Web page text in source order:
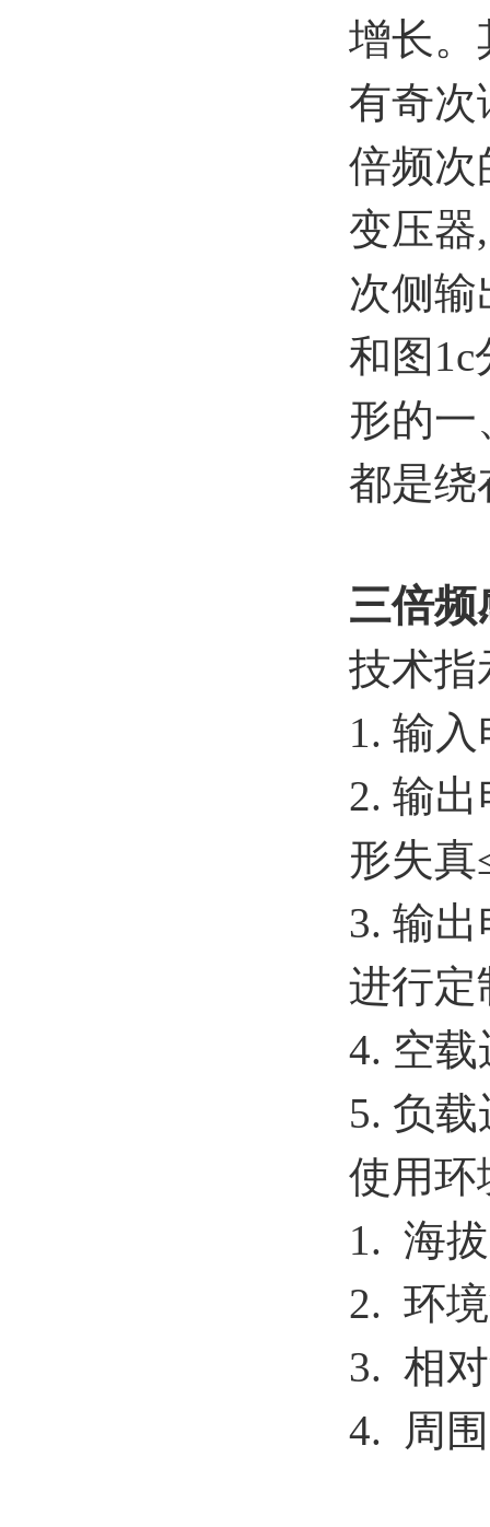
增长。
有奇次
倍频次
变压器
次侧输
和图
形的
都是绕
三倍频
技术指
1. 输
2. 输
形失真
3. 输
进行定
4. 空
5. 负
使用环
1. 海
2. 环
3. 相
4. 周